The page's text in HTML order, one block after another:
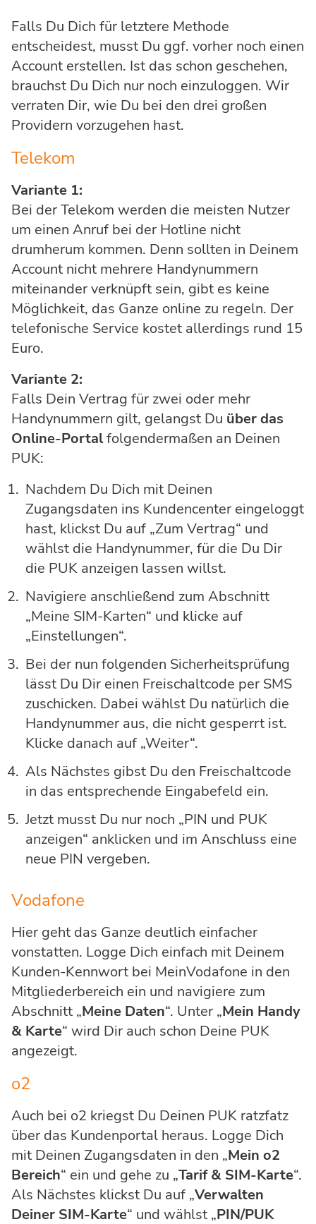
Falls Du Dich für letztere Methode
entscheidest, musst Du ggf. vorher noch einen
Account erstellen. Ist das schon geschehen,
brauchst Du Dich nur noch einzuloggen. Wir
verraten Dir, wie Du bei den drei großen
Providern vorzugehen hast.
Telekom
Variante 1:
Bei der Telekom werden die meisten Nutzer
um einen Anruf bei der Hotline nicht
drumherum kommen. Denn sollten in Deinem
Account nicht mehrere Handynummern
miteinander verknüpft sein, gibt es keine
Möglichkeit, das Ganze online zu regeln. Der
telefonische Service kostet allerdings rund 15
Euro.
Variante 2:
Falls Dein Vertrag für zwei oder mehr
Handynummern gilt, gelangst Du über das
Online-Portalfolgendermaßen an Deinen
PUK:
Nachdem Du Dich mit Deinen
Zugangsdaten ins Kundencenter eingeloggt
hast, klickst Du auf „Zum Vertrag“ und
wählst die Handynummer, für die Du Dir
die PUK anzeigen lassen willst.
Navigiere anschließend zum Abschnitt
„Meine SIM-Karten“ und klicke auf
„Einstellungen“.
Bei der nun folgenden Sicherheitsprüfung
lässt Du Dir einen Freischaltcode per SMS
zuschicken. Dabei wählst Du natürlich die
Handynummer aus, die nicht gesperrt ist.
Klicke danach auf „Weiter“.
Als Nächstes gibst Du den Freischaltcode
in das entsprechende Eingabefeld ein.
Jetzt musst Du nur noch „PIN und PUK
anzeigen“ anklicken und im Anschluss eine
neue PIN vergeben.
Vodafone
Hier geht das Ganze deutlich einfacher
vonstatten. Logge Dich einfach mit Deinem
Kunden-Kennwort bei MeinVodafone in den
Mitgliederbereich ein und navigiere zum
Abschnitt „Meine Daten“. Unter „Mein Handy
& Karte“ wird Dir auch schon Deine PUK
angezeigt.
o2
Auch bei o2 kriegst Du Deinen PUK ratzfatz
über das Kundenportal heraus. Logge Dich
mit Deinen Zugangsdaten in den „Mein o2
Bereich“ ein und gehe zu „Tarif & SIM-Karte“.
Als Nächstes klickst Du auf „Verwalten
Deiner SIM-Karte“ und wählst „PIN/PUK